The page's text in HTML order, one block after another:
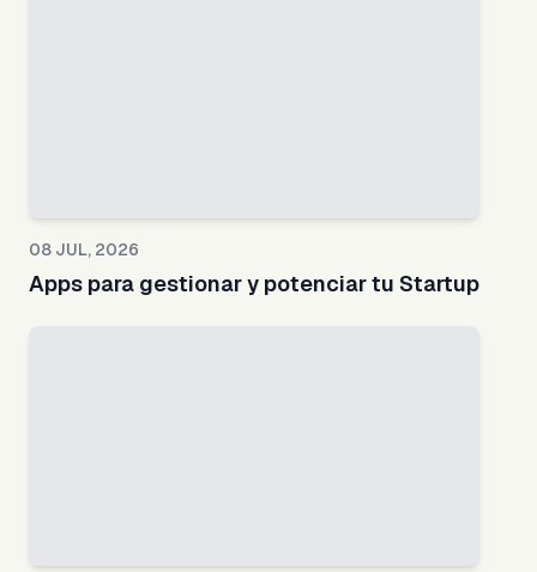
08 JUL, 2026
Apps para gestionar y potenciar tu Startup